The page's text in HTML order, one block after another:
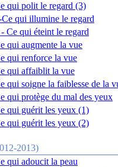
qui polit le regard (3)
Ce qui illumine le regard
Ce qui éteint le regard
qui augmente la vue
qui renforce la vue
qui affaiblit la vue
qui soigne la faiblesse de la
qui protège du mal des yeux
qui guérit les yeux (1)
qui guérit les yeux (2)
2013)
qui adoucit la peau